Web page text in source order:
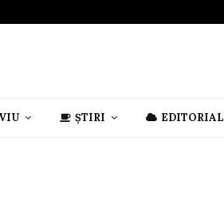
ȘTIRI EDITORIAL